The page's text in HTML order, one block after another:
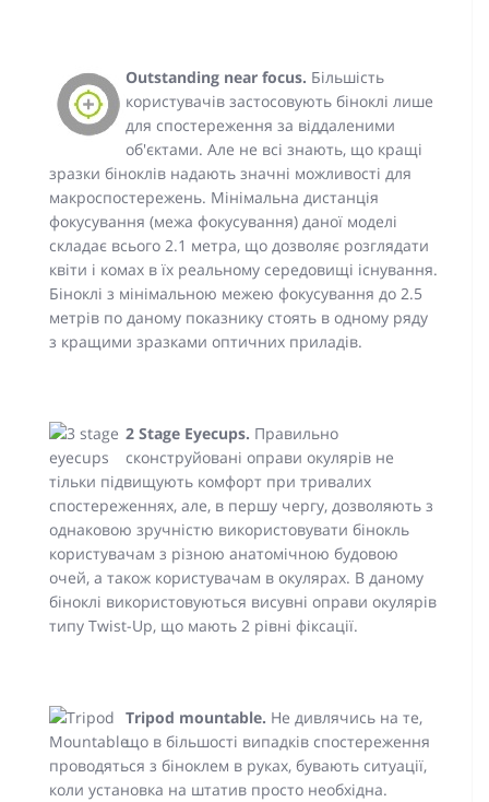
Outstanding near focus. Більшість
користувачів застосовують біноклі лише
для спостереження за віддаленими
об'єктами. Але не всі знають, що кращі
зразки біноклів надають значні можливості для
макроспостережень. Мінімальна дистанція
фокусування (межа фокусування) даної моделі
складає всього 2.1 метра, що дозволяє розглядати
квіти і комах в їх реальному середовищі існування.
Біноклі з мінімальною межею фокусування до 2.5
метрів по даному показнику стоять в одному ряду
з кращими зразками оптичних приладів.
2 Stage Eyecups. Правильно
сконструйовані оправи окулярів не
тільки підвищують комфорт при тривалих
спостереженнях, але, в першу чергу, дозволяють з
однаковою зручністю використовувати бінокль
користувачам з різною анатомічною будовою
очей, а також користувачам в окулярах. В даному
біноклі використовуються висувні оправи окулярів
типу Twist-Up, що мають 2 рівні фіксації.
Tripod mountable. Не дивлячись на те,
що в більшості випадків спостереження
проводяться з біноклем в руках, бувають ситуації,
коли установка на штатив просто необхідна.